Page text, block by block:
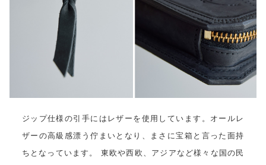
ジップ仕様の引手にはレザーを使用しています。オールレ
ザーの高級感漂う佇まいとなり、まさに宝箱と言った面持
ちとなっています。 東欧や西欧、アジアなど様々な国の民